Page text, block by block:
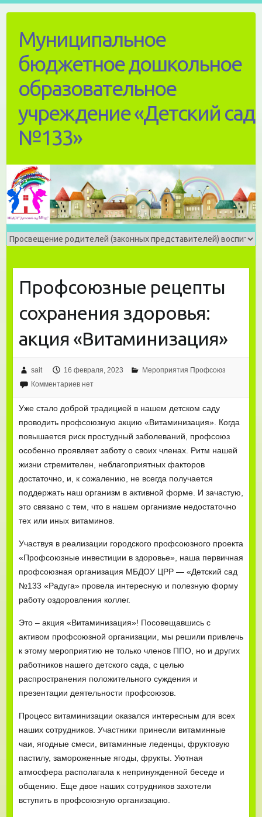
contentМуниципальное
бюджетное дошкольное
образовательное
учреждение «Детский сад
№133»
Профсоюзные рецепты
сохранения здоровья:
акция «Витаминизация»
sait 16 февраля, 2023
Мероприятия Профсоюз
Комментариев нет
Уже стало доброй традицией в нашем детском саду
проводить профсоюзную акцию «Витаминизация». Когда
повышается риск простудный заболеваний, профсоюз
особенно проявляет заботу о своих членах. Ритм нашей
жизни стремителен, неблагоприятных факторов
достаточно, и, к сожалению, не всегда получается
поддержать наш организм в активной форме. И зачастую,
это связано с тем, что в нашем организме недостаточно
тех или иных витаминов.
Участвуя в реализации городского профсоюзного проекта
«Профсоюзные инвестиции в здоровье», наша первичная
профсоюзная организация МБДОУ ЦРР — «Детский сад
№133 «Радуга» провела интересную и полезную форму
работу оздоровления коллег.
Это – акция «Витаминизация»! Посовещавшись с
активом профсоюзной организации, мы решили привлечь
к этому мероприятию не только членов ППО, но и других
работников нашего детского сада, с целью
распространения положительного суждения и
презентации деятельности профсоюзов.
Процесс витаминизации оказался интересным для всех
наших сотрудников. Участники принесли витаминные
чаи, ягодные смеси, витаминные леденцы, фруктовую
пастилу, замороженные ягоды, фрукты. Уютная
атмосфера располагала к непринужденной беседе и
общению. Еще двое наших сотрудников захотели
вступить в профсоюзную организацию.